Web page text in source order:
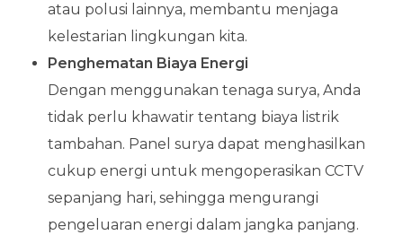
atau polusi lainnya, membantu menjaga
kelestarian lingkungan kita.
Penghematan Biaya Energi
Dengan menggunakan tenaga surya, Anda
tidak perlu khawatir tentang biaya listrik
tambahan. Panel surya dapat menghasilkan
cukup energi untuk mengoperasikan CCTV
sepanjang hari, sehingga mengurangi
pengeluaran energi dalam jangka panjang.